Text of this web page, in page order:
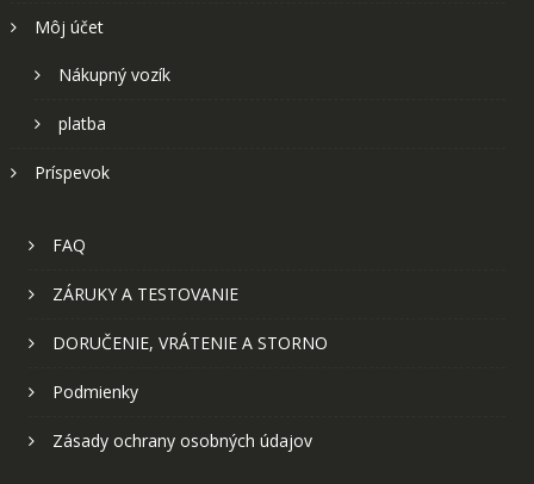
Môj účet
Nákupný vozík
platba
Príspevok
FAQ
ZÁRUKY A TESTOVANIE
DORUČENIE, VRÁTENIE A STORNO
Podmienky
Zásady ochrany osobných údajov